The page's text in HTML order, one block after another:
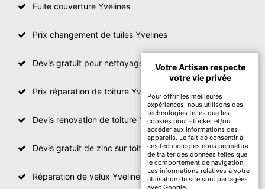
Fuite couverture Yvelines
Prix changement de tuiles Yvelines
Devis gratuit pour nettoyage toiture Yvelines
Prix réparation de toiture Yvelines
Devis renovation de toiture Yvelines
Devis gratuit de zinc sur toiture
Réparation de velux Yvelines
Votre Artisan respecte
votre vie privée
Pour offrir les meilleures
expériences, nous utilisons des
technologies telles que les
cookies pour stocker et/ou
accéder aux informations des
appareils. Le fait de consentir à
ces technologies nous permettra
de traiter des données telles que
le comportement de navigation.
Les informations relatives à votre
utilisation du site sont partagées
avec Google.